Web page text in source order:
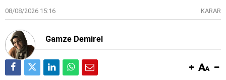
08/08/2026 15:16 KARAR
Gamze Demirel